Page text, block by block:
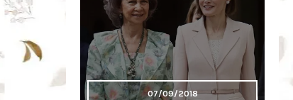
07/09/2018